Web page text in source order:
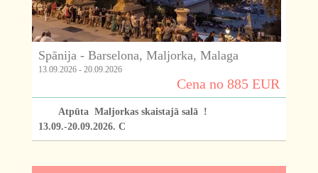
Spānija - Barselona, Maljorka, Malaga
13.09.2026 - 20.09.2026
Cena no 885 EUR
Atpūta Maljorkas skaistajā salā !
13.09.-20.09.2026. C